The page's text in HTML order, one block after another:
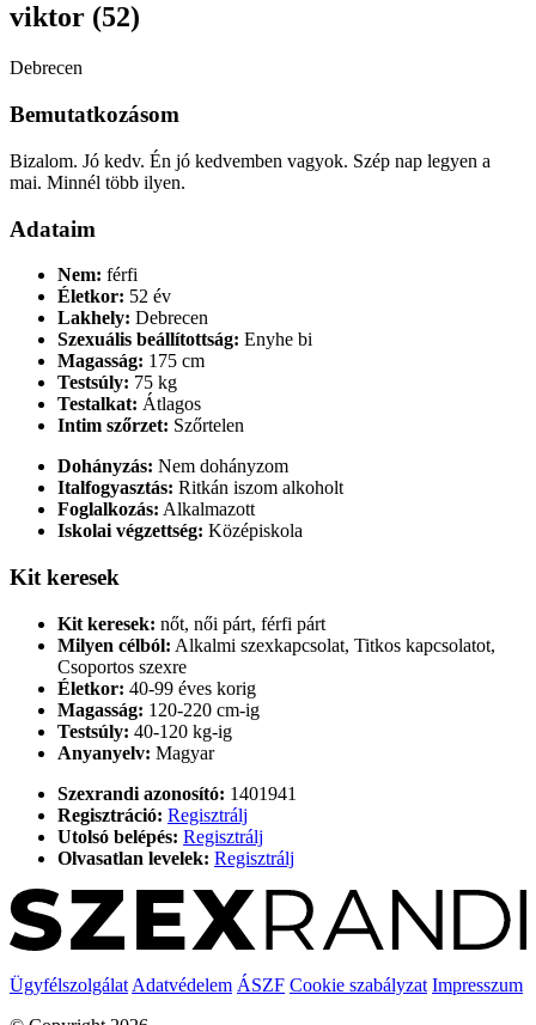
viktor (52)
Debrecen
Bemutatkozásom
Bizalom. Jó kedv. Én jó kedvemben vagyok. Szép nap legyen a
mai. Minnél több ilyen.
Adataim
Nem: férfi
Életkor: 52 év
Lakhely: Debrecen
Szexuális beállítottság: Enyhe bi
Magasság: 175 cm
Testsúly: 75 kg
Testalkat: Átlagos
Intim szőrzet: Szőrtelen
Dohányzás: Nem dohányzom
Italfogyasztás: Ritkán iszom alkoholt
Foglalkozás: Alkalmazott
Iskolai végzettség: Középiskola
Kit keresek
Kit keresek: nőt, női párt, férfi párt
Milyen célból: Alkalmi szexkapcsolat, Titkos kapcsolatot,
Csoportos szexre
Életkor: 40-99 éves korig
Magasság: 120-220 cm-ig
Testsúly: 40-120 kg-ig
Anyanyelv: Magyar
Szexrandi azonosító: 1401941
Regisztráció: Regisztrálj
Utolsó belépés: Regisztrálj
Olvasatlan levelek: Regisztrálj
Ügyfélszolgálat Adatvédelem ÁSZF Cookie szabályzat Impresszum